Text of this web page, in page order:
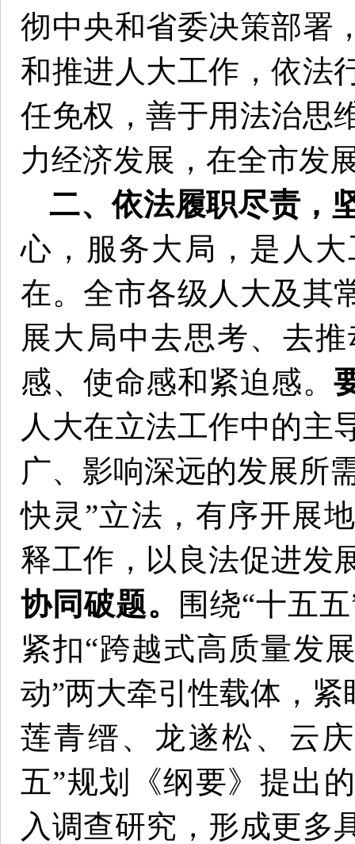
彻中央和省委决策部署
和推进人大工作，依法
任免权，善于用法治思
力经济发展，在全市发
二、依法履职尽责，
心，服务大局，是人
在。全市各级人大及其
展大局中去思考、去
感、使命感和紧迫感。
人大在立法工作中的主
广、影响深远的发展所
快灵”立法，有序开展
释工作，以良法促进发
协同破题。
围绕“十五
紧扣“跨越式高质量发
动”两大牵引性载体，
莲青缙、龙遂松、云
五”规划《纲要》提出
入调查研究，形成更多